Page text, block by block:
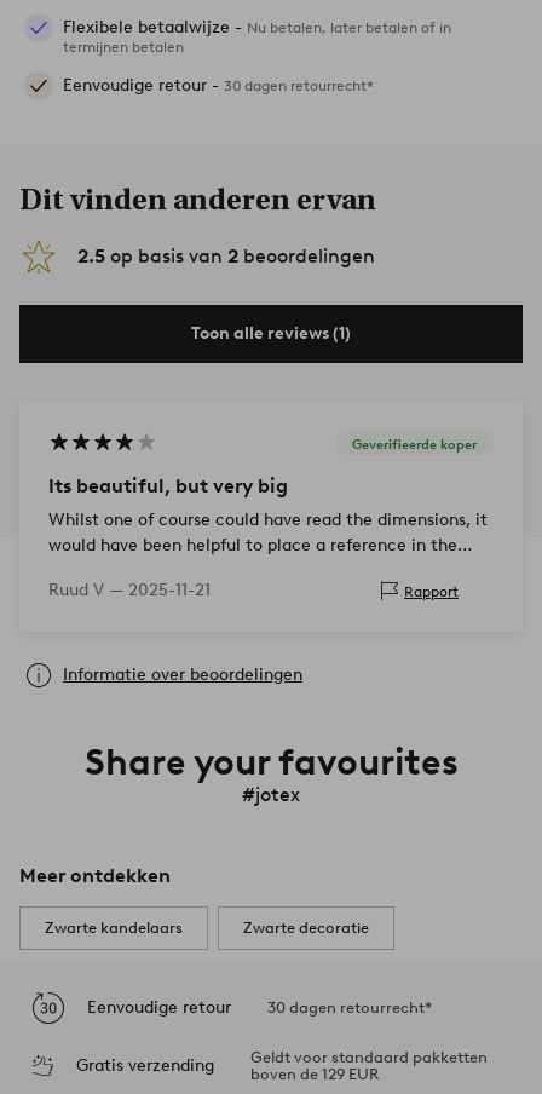
Flexibele betaalwijze - Nu betalen, later betalen of in
termijnen betalen
Eenvoudige retour - 30 dagen retourrecht*
Dit vinden anderen ervan
2.5 op basis van 2 beoordelingen
Toon alle reviews (1)
Geverifieerde koper
Its beautiful, but very big
Whilst one of course could have read the dimensions, it
would have been helpful to place a reference in the
easily.
Ruud V — 2025-11-21 Rapport
Informatie over beoordelingen
Share your favourites
#jotex
Meer ontdekken
Zwarte kandelaars Zwarte decoratie
Eenvoudige retour 30 dagen retourrecht*
Gratis verzending
Geldt voor standaard pakketten
boven de 129 EUR